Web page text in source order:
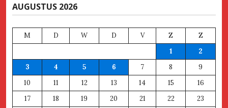
AUGUSTUS 2026
M D W D V Z
Z
1
2
3
4 5 6 7 8
9
10
11 12 13 14 15
16
17
18 19 20 21 22
23